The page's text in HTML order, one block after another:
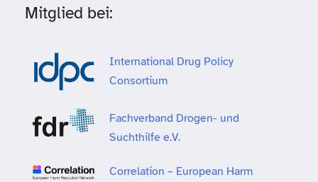
Mitglied bei:
International Drug Policy
Consortium
Fachverband Drogen- und
Suchthilfe e.V.
Correlation – European Harm